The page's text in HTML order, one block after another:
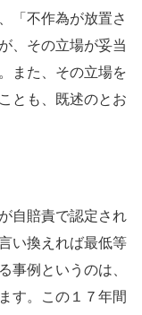
「不作為が放置さ
、その立場が妥当
また、その立場を
とも、既述のとお
自賠責で認定され
い換えれば最低等
事例というのは、
す。この１７年間